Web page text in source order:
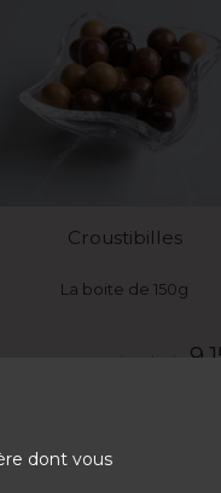
Croustibilles
La boite de 150g
dont vous